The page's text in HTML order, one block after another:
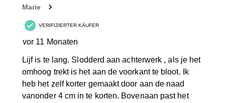
Marie
VERIFIZIERTER KÄUFER
vor 11 Monaten
Lijf is te lang. Slodderd aan achterwerk , als je het
omhoog trekt is het aan de voorkant te bloot. Ik
heb het zelf korter gemaakt door aan de naad
vanonder 4 cm in te korten. Bovenaan past het